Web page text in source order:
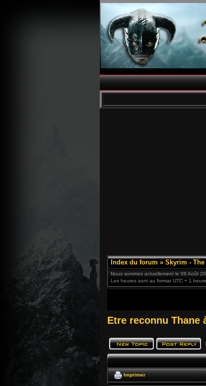
Index du forum » Skyrim -
Nous sommes actuellement le 08 Août
Les heures sont au format UTC + 1 heure
Etre reconnu Thane
Imprimer